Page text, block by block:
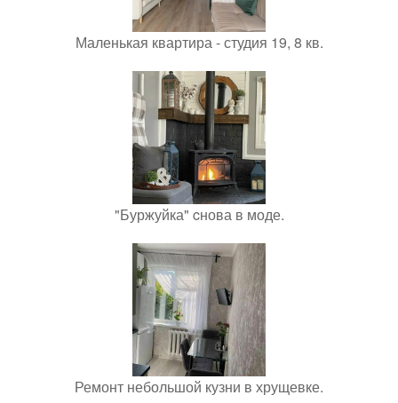
Маленькая квартира - студия 19, 8 кв.
"Буржуйка" cнова в моде.
Ремонт небольшой кузни в хрущевке.